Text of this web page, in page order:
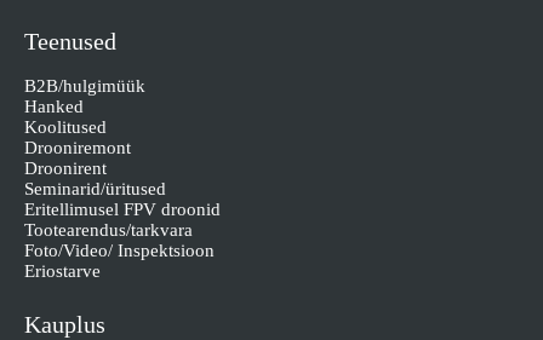
Teenused
B2B/hulgimüük
Hanked
Koolitused
Drooniremont
Droonirent
Seminarid/üritused
Eritellimusel FPV droonid
Tootearendus/tarkvara
Foto/Video/ Inspektsioon
Eriostarve
Kauplus